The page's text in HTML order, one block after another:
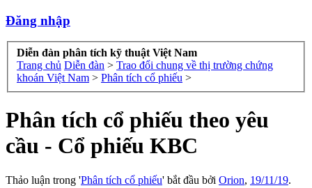
Đăng nhập
Diễn đàn phân tích kỹ thuật Việt Nam
Trang chủ Diễn đàn > Trao đổi chung về thị trường chứng
khoán Việt Nam > Phân tích cổ phiếu >
Phân tích cổ phiếu theo yêu
cầu - Cổ phiếu KBC
Thảo luận trong 'Phân tích cổ phiếu' bắt đầu bởi Orion, 19/11/19.